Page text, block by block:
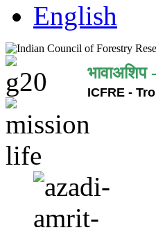
English
ICFRE -